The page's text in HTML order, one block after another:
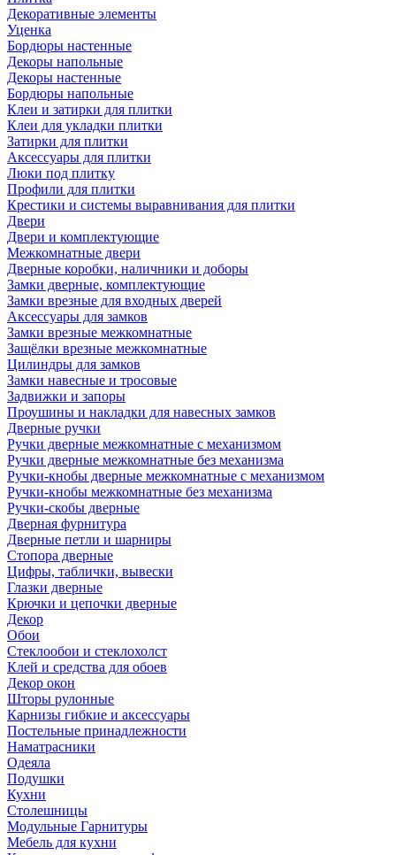
Декоративные элементы
Уценка
Бордюры настенные
Декоры напольные
Декоры настенные
Бордюры напольные
Клеи и затирки для плитки
Клеи для укладки плитки
Затирки для плитки
Аксессуары для плитки
Люки под плитку
Профили для плитки
Крестики и системы выравнивания для плитки
Двери
Двери и комплектующие
Межкомнатные двери
Дверные коробки, наличники и доборы
Замки дверные, комплектующие
Замки врезные для входных дверей
Аксессуары для замков
Замки врезные межкомнатные
Защёлки врезные межкомнатные
Цилиндры для замков
Замки навесные и тросовые
Задвижки и запоры
Проушины и накладки для навесных замков
Дверные ручки
Ручки дверные межкомнатные с механизмом
Ручки дверные межкомнатные без механизма
Ручки-кнобы дверные межкомнатные с механизмом
Ручки-кнобы межкомнатные без механизма
Ручки-скобы дверные
Дверная фурнитура
Дверные петли и шарниры
Стопора дверные
Цифры, таблички, вывески
Глазки дверные
Крючки и цепочки дверные
Декор
Обои
Стеклообои и стеклохолст
Клей и средства для обоев
Декор окон
Шторы рулонные
Карнизы гибкие и аксессуары
Постельные принадлежности
Наматрасники
Одеяла
Подушки
Кухни
Столешницы
Модульные Гарнитуры
Мебель для кухни